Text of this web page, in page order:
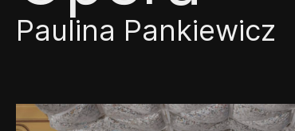
Paulina Pankiewicz